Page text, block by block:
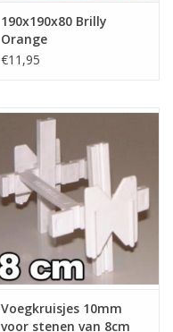
190x190x80 Brilly
Orange
€11,95
Voegkruisjes 10mm
voor stenen van 8cm